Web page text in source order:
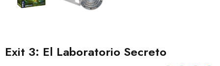
Exit 3: El Laboratorio Secreto